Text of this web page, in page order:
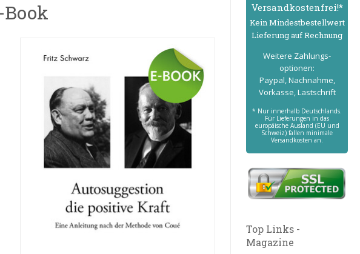
Versand­kostenfrei!*
Kein Mindest­bestell­wert
Lieferung auf Rechnung
Weitere Zahlungs­
optionen:
Paypal, Nachnahme,
Vorkasse, Lastschrift
* Nur innerhalb Deutschlands.
Für Lieferungen in das
europäische Ausland (EU und
Schweiz) fallen minimale
Versandkosten an.
Top Links -
Magazine